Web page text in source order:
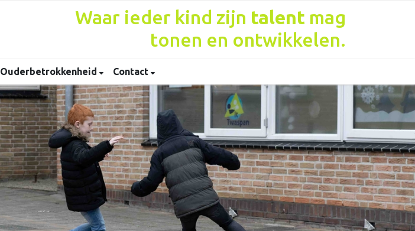
Waar ieder kind zijn talent mag
tonen en ontwikkelen.
Ouderbetrokkenheid Contact